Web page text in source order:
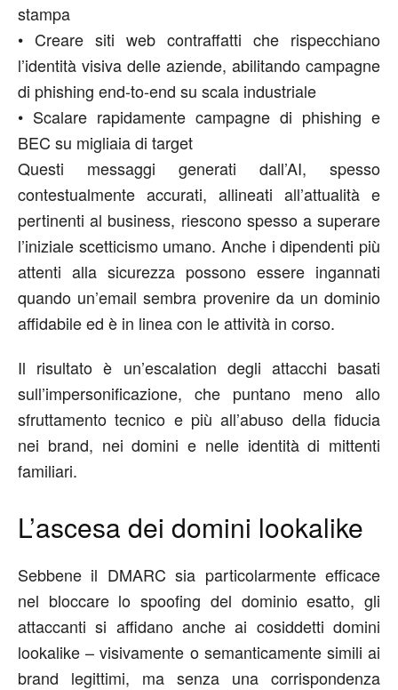
stampa
• Creare siti web contraffatti che rispecchiano
l’identità visiva delle aziende, abilitando campagne
di phishing end-to-end su scala industriale
• Scalare rapidamente campagne di phishing e
BEC su migliaia di target
Questi messaggi generati dall’AI, spesso
contestualmente accurati, allineati all’attualità e
pertinenti al business, riescono spesso a superare
l’iniziale scetticismo umano. Anche i dipendenti più
attenti alla sicurezza possono essere ingannati
quando un’email sembra provenire da un dominio
affidabile ed è in linea con le attività in corso.
Il risultato è un’escalation degli attacchi basati
sull’impersonificazione, che puntano meno allo
sfruttamento tecnico e più all’abuso della fiducia
nei brand, nei domini e nelle identità di mittenti
familiari.
L’ascesa dei domini lookalike
Sebbene il DMARC sia particolarmente efficace
nel bloccare lo spoofing del dominio esatto, gli
attaccanti si affidano anche ai cosiddetti domini
lookalike – visivamente o semanticamente simili ai
brand legittimi, ma senza una corrispondenza